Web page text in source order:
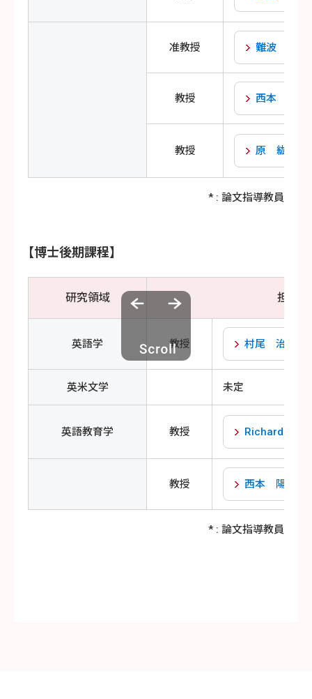
准教授 難波 美和
教授 西本 陽一
教授 原 紘子
* : 論文指導教員
【博士後期課程】
研究領域 担当者
英語学 教授 村尾 治彦
英米文学 未定
英語教育学 教授 Richard Lavin
教授 西本 陽一
* : 論文指導教員